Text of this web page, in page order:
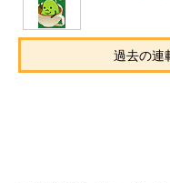
過去の連